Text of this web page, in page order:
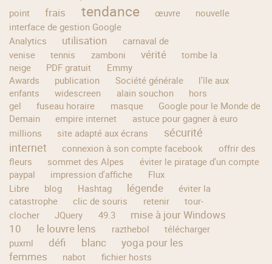
point
frais tendance œuvre
nouvelle
interface de gestion Google
Analytics
utilisation
carnaval de
venise
tennis zamboni vérité
tombe la
neige
PDF gratuit
Emmy
Awards
publication Société générale
l'île aux
enfants
widescreen alain souchon
hors
gel
fuseau horaire masque
Google pour le Monde de
Demain
empire internet
astuce pour gagner à euro
millions
site adapté aux écrans
sécurité
internet
connexion à son compte facebook
offrir des
fleurs
sommet des Alpes
éviter le piratage d'un compte
paypal
impression d'affiche
Flux
Libre
blog Hashtag légende
éviter la
catastrophe
clic de souris retenir
tour-
clocher
JQuery 49.3
mise à jour Windows
10
le louvre lens razthebol
télécharger
puxml
défi blanc
yoga pour les
femmes
nabot fichier hosts